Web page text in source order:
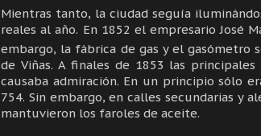
Mientras tanto, la ciudad seguía
reales al año. En 1852 el empresario José
embargo, la fábrica de gas y el gasómetro
de Viñas. A finales de 1853 las
causaba admiración. En un principio sólo
754. Sin embargo, en calles secundarias y
mantuvieron los faroles de aceite.